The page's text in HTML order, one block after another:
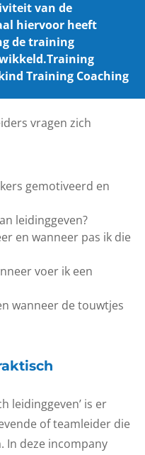
van de
hiervoor heeft
de training
Training Coaching
vragen zich
gemotiveerd en
leidinggeven?
en wanneer pas ik die
voer ik een
wanneer de touwtjes
leidinggeven’ is er
of teamleider die
In deze incompany